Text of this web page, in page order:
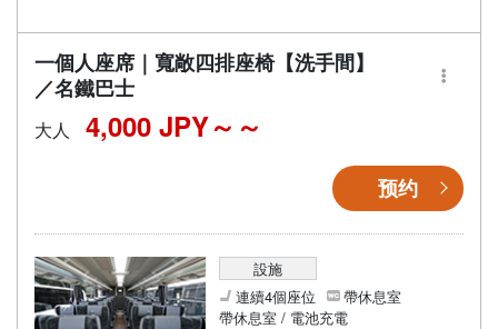
一個人座席｜寬敞四排座椅【洗手間】
／名鐵巴士
大人 4,000 JPY～
预约
設施
連續4個座位
帶休息室
帶休息室 / 電池充電